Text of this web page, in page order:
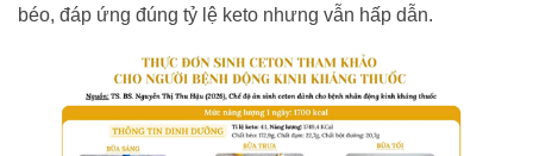
béo, đáp ứng đúng tỷ lệ keto nhưng vẫn hấp dẫn.